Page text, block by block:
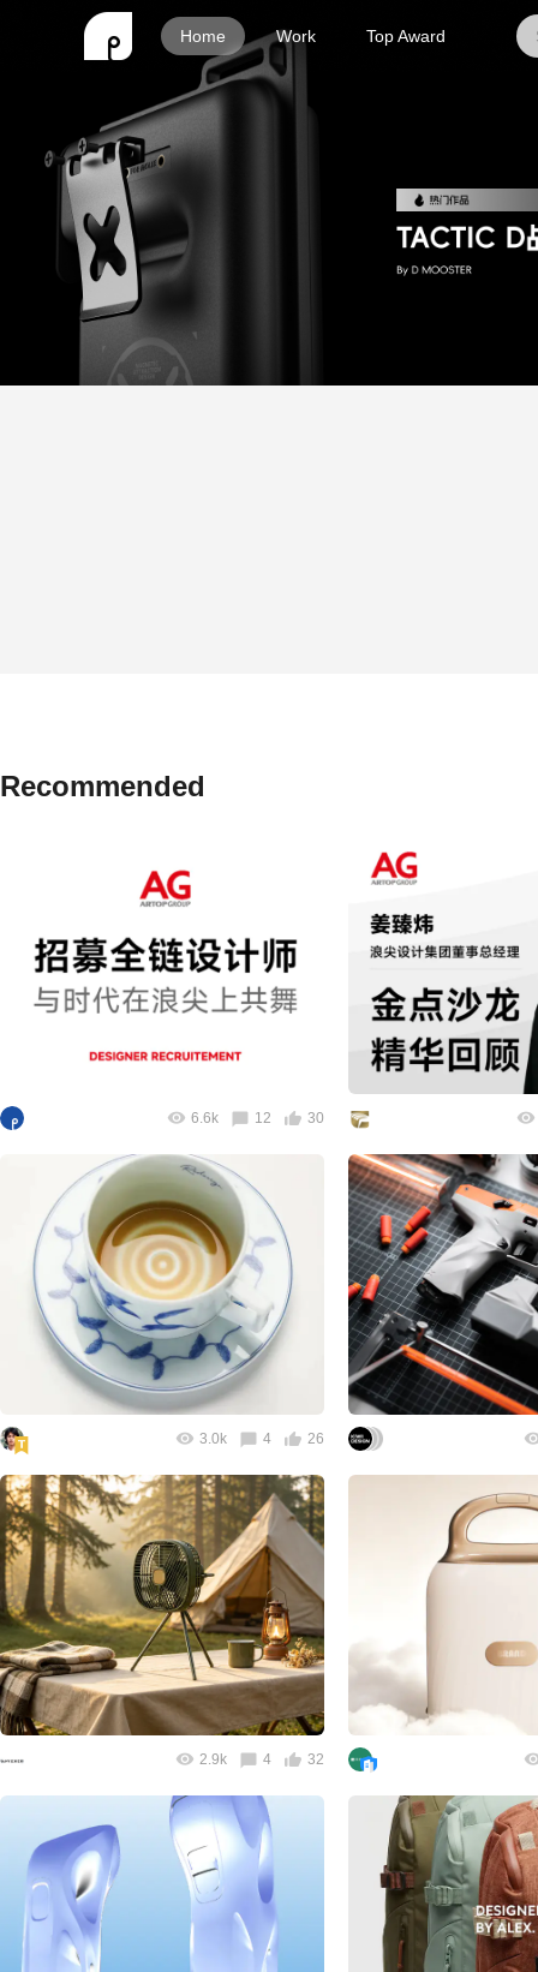
Home Work Top Award
Recommended
6.6k 12 30
3.0k 4 26
2.9k 4 32